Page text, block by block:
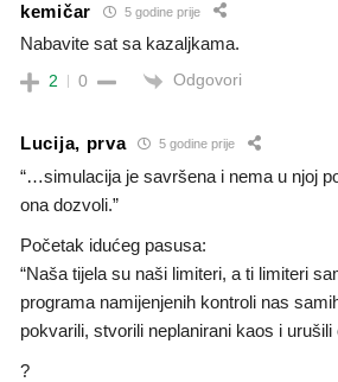
kemičar 5 godine prije
Nabavite sat sa kazaljkama.
2 0 Odgovori
Lucija, prva 5 godine prije
“…simulacija je savršena i nema u njoj
ona dozvoli.”
Početak idućeg pasusa:
“Naša tijela su naši limiteri, a ti limiteri
programa namijenjenih kontroli nas
pokvarili, stvorili neplanirani kaos i urušili
?